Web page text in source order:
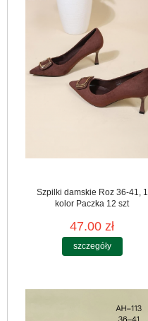
Szpilki damskie Roz 36-41, 1
kolor Paczka 12 szt
47.00 zł
szczegóły